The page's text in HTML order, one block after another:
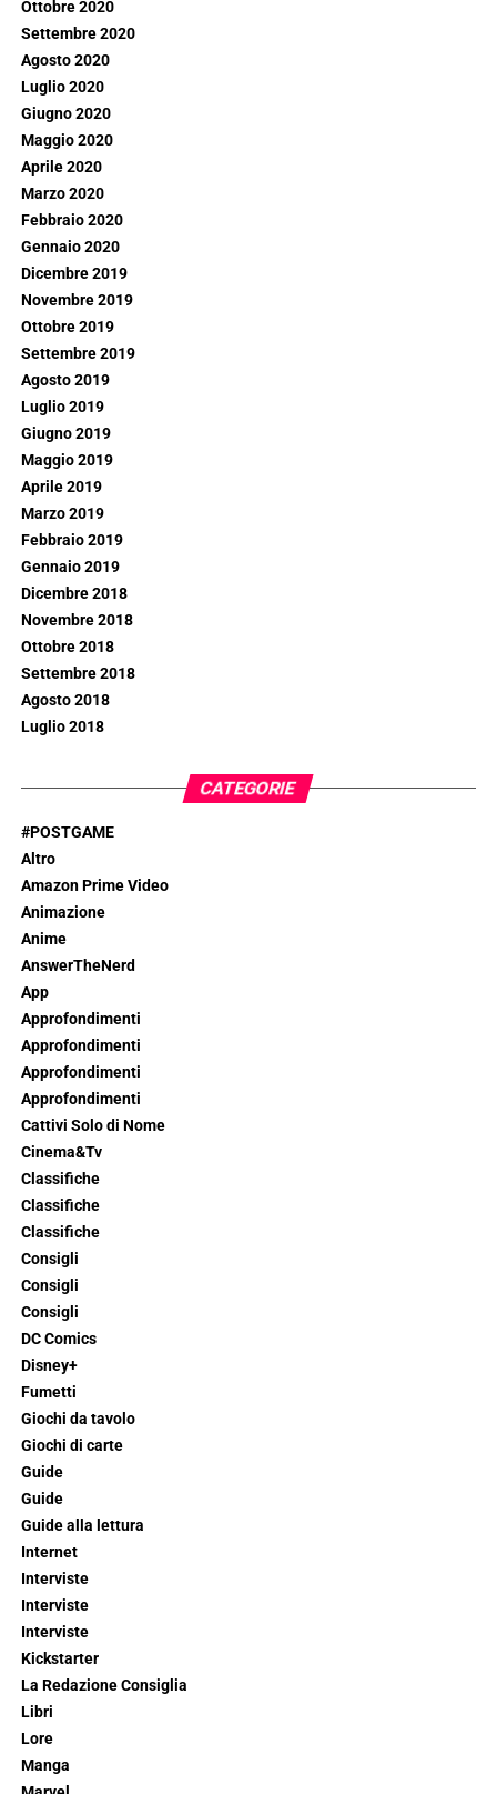
Ottobre 2020
Settembre 2020
Agosto 2020
Luglio 2020
Giugno 2020
Maggio 2020
Aprile 2020
Marzo 2020
Febbraio 2020
Gennaio 2020
Dicembre 2019
Novembre 2019
Ottobre 2019
Settembre 2019
Agosto 2019
Luglio 2019
Giugno 2019
Maggio 2019
Aprile 2019
Marzo 2019
Febbraio 2019
Gennaio 2019
Dicembre 2018
Novembre 2018
Ottobre 2018
Settembre 2018
Agosto 2018
Luglio 2018
CATEGORIE
#POSTGAME
Altro
Amazon Prime Video
Animazione
Anime
AnswerTheNerd
App
Approfondimenti
Approfondimenti
Approfondimenti
Approfondimenti
Cattivi Solo di Nome
Cinema&Tv
Classifiche
Classifiche
Classifiche
Consigli
Consigli
Consigli
DC Comics
Disney+
Fumetti
Giochi da tavolo
Giochi di carte
Guide
Guide
Guide alla lettura
Internet
Interviste
Interviste
Interviste
Kickstarter
La Redazione Consiglia
Libri
Lore
Manga